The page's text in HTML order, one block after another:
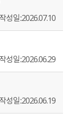
2026.07.10
2026.06.29
2026.06.19